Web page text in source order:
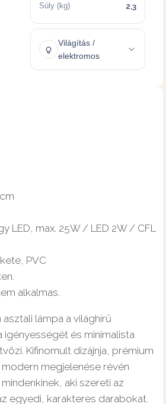
Súly (kg) 2,3
Világítás /
elektromos
LED, max. 25W / LED 2W / CFL
PVC
alkalmas.
lámpa a világhírű
igényességét és minimalista
Kifinomult dizájnja, prémium
modern megjelenése révén
aki szereti az
egyedi, karakteres darabokat.